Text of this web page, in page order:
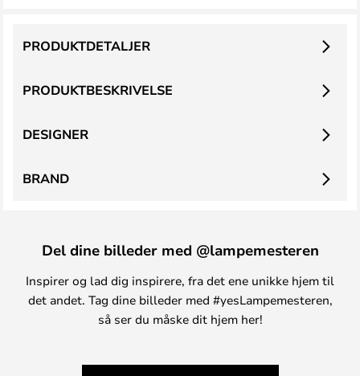
PRODUKTBESKRIVELSE
PRODUKTDETALJER
DESIGNER
BRAND
Del dine billeder med @lampemesteren
Inspirer og lad dig inspirere, fra det ene unikke hjem til
det andet. Tag dine billeder med #yesLampemesteren,
så ser du måske dit hjem her!